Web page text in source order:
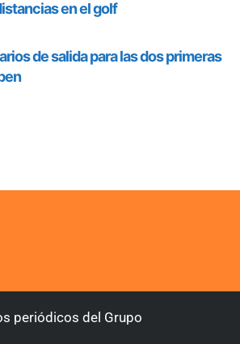
periódicos del Grupo